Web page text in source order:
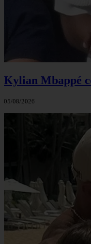
Kylian Mbappé
05/08/2026